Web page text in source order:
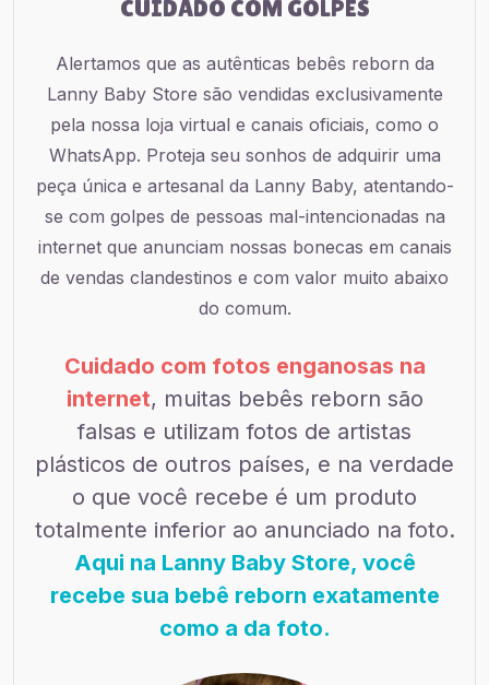
CUIDADO COM GOLPES
Alertamos que as autênticas bebês reborn da
Lanny Baby Store são vendidas exclusivamente
pela nossa loja virtual e canais oficiais, como o
WhatsApp. Proteja seu sonhos de adquirir uma
peça única e artesanal da Lanny Baby, atentando-
se com golpes de pessoas mal-intencionadas na
internet que anunciam nossas bonecas em canais
de vendas clandestinos e com valor muito abaixo
do comum.
Cuidado com fotos enganosas na
internet, muitas bebês reborn são
falsas e utilizam fotos de artistas
plásticos de outros países, e na verdade
o que você recebe é um produto
totalmente inferior ao anunciado na foto.
Aqui na Lanny Baby Store, você
recebe sua bebê reborn exatamente
como a da foto.